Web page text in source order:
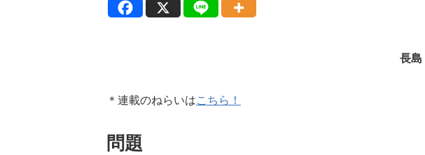
長島
＊連載のねらいはこちら！
問題